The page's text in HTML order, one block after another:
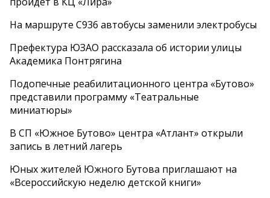
На маршруте С936 автобусы заменили электробусы
Префектура ЮЗАО рассказала об истории улицы
Академика Понтрягина
Подопечные реабилитационного центра «Бутово»
представили программу «Театральные
миниатюры»
В СП «Южное Бутово» центра «Атлант» открыли
запись в летний лагерь
Юных жителей Южного Бутова приглашают на
«Всероссийскую неделю детской книги»